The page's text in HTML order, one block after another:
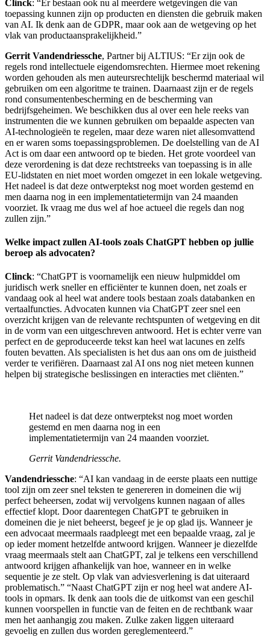
Clinck: “Er bestaan ook nu al meerdere wetgevingen die van
toepassing kunnen zijn op producten en diensten die gebruik maken
van AI. Ik denk aan de GDPR, maar ook aan de wetgeving op het
vlak van productaansprakelijkheid.”
Gerrit Vandendriessche, Partner bij ALTIUS: “Er zijn ook de
regels rond intellectuele eigendomsrechten. Hiermee moet rekening
worden gehouden als men auteursrechtelijk beschermd materiaal wil
gebruiken om een algoritme te trainen. Daarnaast zijn er de regels
rond consumentenbescherming en de bescherming van
bedrijfsgeheimen. We beschikken dus al over een hele reeks van
instrumenten die we kunnen gebruiken om bepaalde aspecten van
AI-technologieën te regelen, maar deze waren niet allesomvattend
en er waren soms toepassingsproblemen. De doelstelling van de AI
Act is om daar een antwoord op te bieden. Het grote voordeel van
deze verordening is dat deze rechtstreeks van toepassing is in alle
EU-lidstaten en niet moet worden omgezet in een lokale wetgeving.
Het nadeel is dat deze ontwerptekst nog moet worden gestemd en
men daarna nog in een implementatietermijn van 24 maanden
voorziet. Ik vraag me dus wel af hoe actueel die regels dan nog
zullen zijn.”
Welke impact zullen AI-tools zoals ChatGPT hebben op jullie
beroep als advocaten?
Clinck: “ChatGPT is voornamelijk een nieuw hulpmiddel om
juridisch werk sneller en efficiënter te kunnen doen, net zoals er
vandaag ook al heel wat andere tools bestaan zoals databanken en
vertaalfuncties. Advocaten kunnen via ChatGPT zeer snel een
overzicht krijgen van de relevante rechtspunten of wetgeving en dit
in de vorm van een uitgeschreven antwoord. Het is echter verre van
perfect en de geproduceerde tekst kan heel wat lacunes en zelfs
fouten bevatten. Als specialisten is het dus aan ons om de juistheid
verder te verifiëren. Daarnaast zal AI ons nog niet meteen kunnen
helpen bij strategische beslissingen en interacties met cliënten.”
Het nadeel is dat deze ontwerptekst nog moet worden
gestemd en men daarna nog in een
implementatietermijn van 24 maanden voorziet.
Gerrit Vandendriessche.
Vandendriessche: “AI kan vandaag in de eerste plaats een nuttige
tool zijn om zeer snel teksten te genereren in domeinen die wij
perfect beheersen, zodat wij vervolgens kunnen nagaan of alles
effectief klopt. Door daarentegen ChatGPT te gebruiken in
domeinen die je niet beheerst, begeef je je op glad ijs. Wanneer je
een advocaat meermaals raadpleegt met een bepaalde vraag, zal je
op ieder moment hetzelfde antwoord krijgen. Wanneer je diezelfde
vraag meermaals stelt aan ChatGPT, zal je telkens een verschillend
antwoord krijgen afhankelijk van hoe, wanneer en in welke
sequentie je ze stelt. Op vlak van adviesverlening is dat uiteraard
problematisch.” “Naast ChatGPT zijn er nog heel wat andere AI-
tools in opmars. Ik denk aan tools die de uitkomst van een geschil
kunnen voorspellen in functie van de feiten en de rechtbank waar
men het aanhangig zou maken. Zulke zaken liggen uiteraard
gevoelig en zullen dus worden gereglementeerd.”